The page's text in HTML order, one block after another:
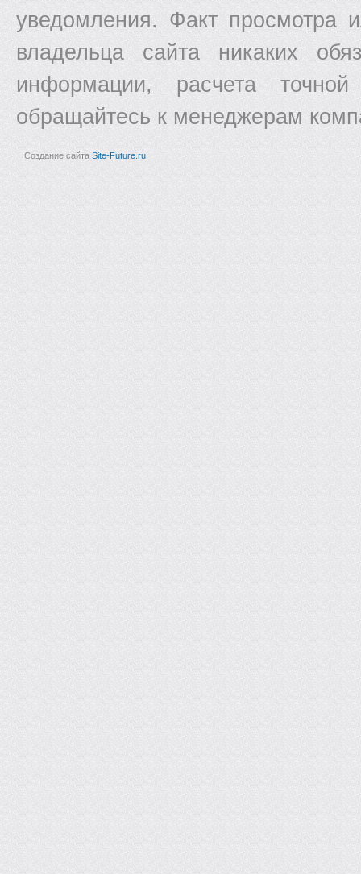
уведомления. Факт просмотра
владельца сайта никаких
информации, расчета
обращайтесь к менеджерам
Создание сайта Site-Future.ru